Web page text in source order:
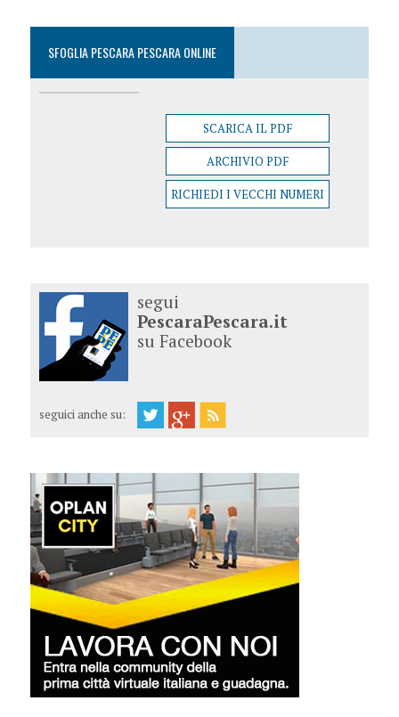
SFOGLIA PESCARA PESCARA ONLINE
SCARICA IL PDF
ARCHIVIO PDF
RICHIEDI I VECCHI NUMERI
segui
PescaraPescara.it
su Facebook
seguici anche su: